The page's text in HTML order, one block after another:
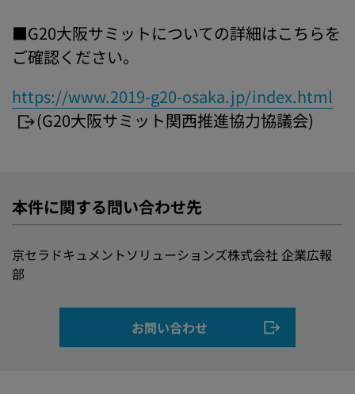
■G20大阪サミットについての詳細はこちらを
ご確認ください。
https://www.2019-g20-osaka.jp/index.html
(G20大阪サミット関西推進協力協議会)
本件に関する問い合わせ先
京セラドキュメントソリューションズ株式会社 企業広報
部
お問い合わせ